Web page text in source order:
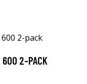
600 2-PACK